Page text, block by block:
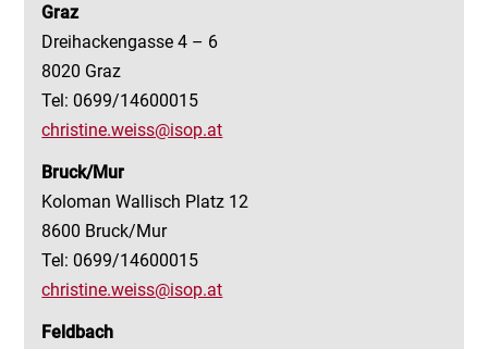
Graz
Dreihackengasse 4 – 6
8020 Graz
Tel: 0699/14600015
christine.weiss@isop.at
Bruck/Mur
Koloman Wallisch Platz 12
8600 Bruck/Mur
Tel: 0699/14600015
christine.weiss@isop.at
Feldbach